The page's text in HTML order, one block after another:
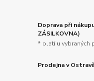
Doprava při
ZÁSILKOVNA)
* platí u vybraných
Prodejna v